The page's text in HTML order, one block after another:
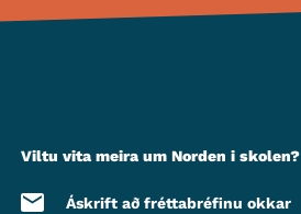
Viltu vita meira um Norden i skolen?
Áskrift að fréttabréfinu okkar